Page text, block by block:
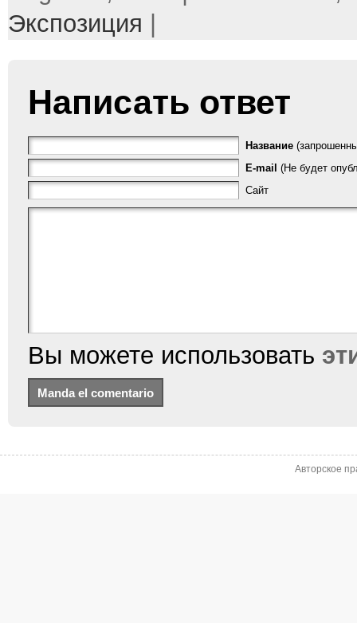
Экспозиция
Написать ответ
Название
E-mail (Не будет
Сайт
Вы можете использовать
Авторское